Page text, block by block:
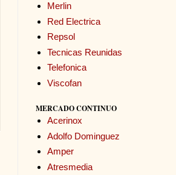
Merlin
Red Electrica
Repsol
Tecnicas Reunidas
Telefonica
Viscofan
MERCADO CONTINUO
Acerinox
Adolfo Dominguez
Amper
Atresmedia